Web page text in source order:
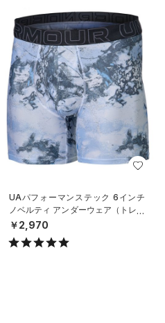
UAパフォーマンステック 6インチ
ノベルティ アンダーウェア（トレー
ニング/MEN）
￥2,970